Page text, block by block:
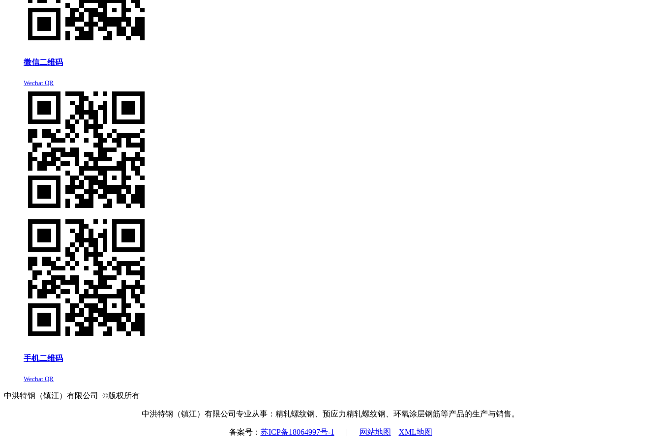
微信二维码
Wechat QR
手机二维码
Wechat QR
中洪特钢（镇江）有限公司 ©版权所有
中洪特钢（镇江）有限公司专业从事：精轧螺纹钢、预应力精轧螺纹钢、环氧涂层钢筋等产品的生产与销售。
备案号： 苏ICP备18064997号-1 | 网站地图 XML地图